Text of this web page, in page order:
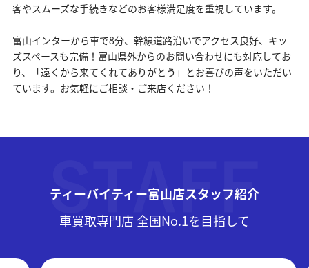
客やスムーズな手続きなどのお客様満足度を重視しています。
富山インターから車で8分、幹線道路沿いでアクセス良好、キッ
ズスペースも完備！富山県外からのお問い合わせにも対応してお
り、「遠くから来てくれてありがとう」とお喜びの声をいただい
ています。お気軽にご相談・ご来店ください！
ティーバイティー富山店スタッフ紹介
車買取専門店 全国No.1を目指して